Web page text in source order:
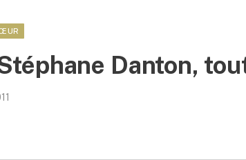
Danton,